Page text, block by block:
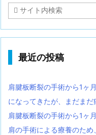
最近の投稿
肩腱板断裂の手術から1ヶ
になってきたが、まだまだ
肩腱板断裂の手術から1ヶ
肩の手術による療養のた